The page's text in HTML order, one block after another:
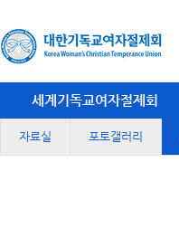
세계기독교여자절제회
자료실 포토갤러리